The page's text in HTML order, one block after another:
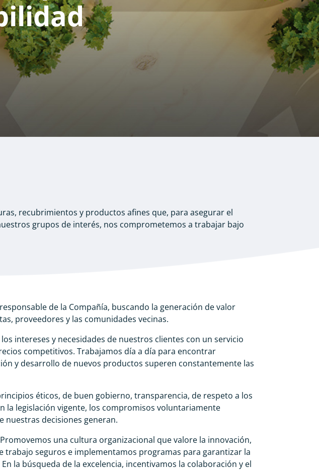
recubrimientos y productos afines que, para asegurar el
grupos de interés, nos comprometemos a trabajar bajo
de la Compañía, buscando la generación de valor
proveedores y las comunidades vecinas.
intereses y necesidades de nuestros clientes con un servicio
competitivos. Trabajamos día a día para encontrar
y desarrollo de nuevos productos superen constantemente las
éticos, de buen gobierno, transparencia, de respeto a los
la legislación vigente, los compromisos voluntariamente
nuestras decisiones generan.
Promovemos una cultura organizacional que valore la innovación,
trabajo seguros e implementamos programas para garantizar la
la búsqueda de la excelencia, incentivamos la colaboración y el